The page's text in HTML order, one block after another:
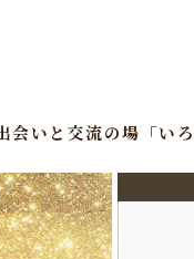
会いと交流の場「い